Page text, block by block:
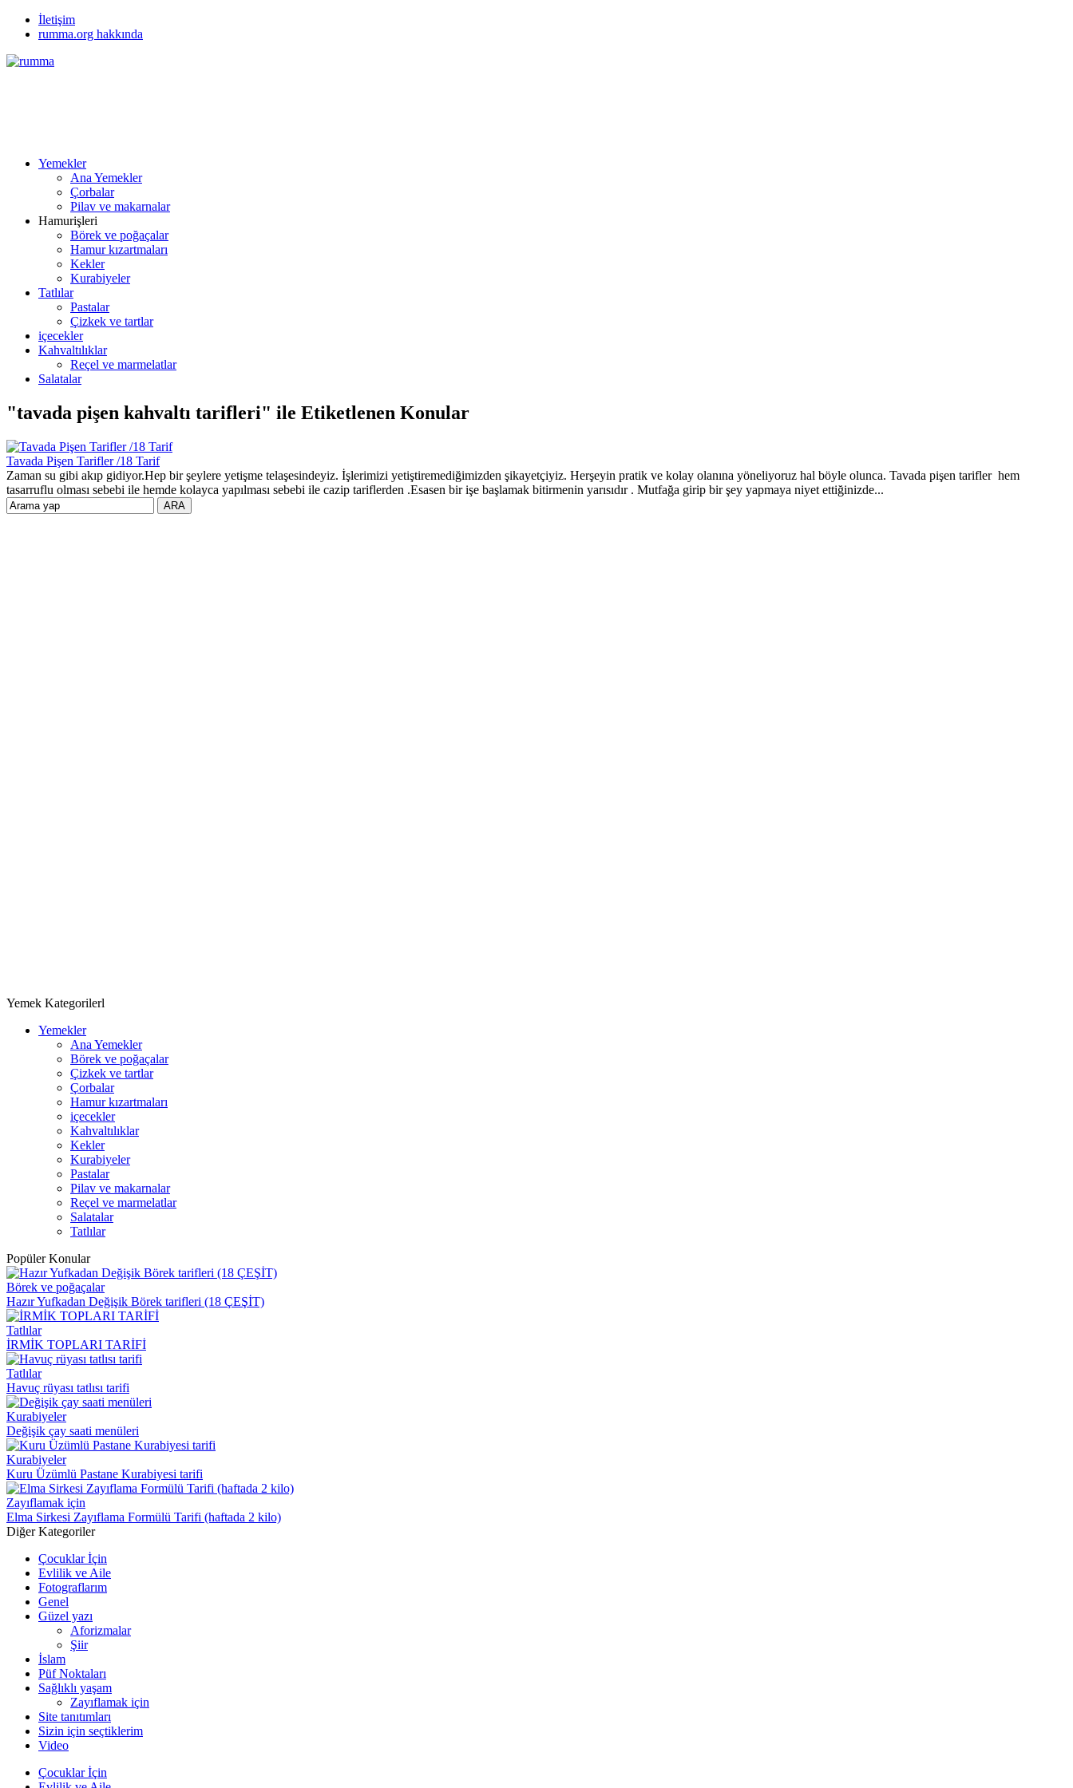
İletişim
rumma.org hakkında
Yemekler
Ana Yemekler
Çorbalar
Pilav ve makarnalar
Hamurişleri
Börek ve poğaçalar
Hamur kızartmaları
Kekler
Kurabiyeler
Tatlılar
Pastalar
Çizkek ve tartlar
içecekler
Kahvaltılıklar
Reçel ve marmelatlar
Salatalar
"tavada pişen kahvaltı tarifleri" ile Etiketlenen Konular
Tavada Pişen Tarifler /18 Tarif
Zaman su gibi akıp gidiyor.Hep bir şeylere yetişme telaşesindeyiz. İşlerimizi yetiştiremediğimizden şikayetçiyiz. Herşeyin pratik ve kolay olanına yöneliyoruz hal böyle olunca. Tavada pişen tarifler hem
tasarruflu olması sebebi ile hemde kolayca yapılması sebebi ile cazip tariflerden .Esasen bir işe başlamak bitirmenin yarısıdır . Mutfağa girip bir şey yapmaya niyet ettiğinizde...
Yemek Kategorilerl
Yemekler
Ana Yemekler
Börek ve poğaçalar
Çizkek ve tartlar
Çorbalar
Hamur kızartmaları
içecekler
Kahvaltılıklar
Kekler
Kurabiyeler
Pastalar
Pilav ve makarnalar
Reçel ve marmelatlar
Salatalar
Tatlılar
Popüler Konular
Börek ve poğaçalar
Hazır Yufkadan Değişik Börek tarifleri (18 ÇEŞİT)
Tatlılar
İRMİK TOPLARI TARİFİ
Tatlılar
Havuç rüyası tatlısı tarifi
Kurabiyeler
Değişik çay saati menüleri
Kurabiyeler
Kuru Üzümlü Pastane Kurabiyesi tarifi
Zayıflamak için
Elma Sirkesi Zayıflama Formülü Tarifi (haftada 2 kilo)
Diğer Kategoriler
Çocuklar İçin
Evlilik ve Aile
Fotograflarım
Genel
Güzel yazı
Aforizmalar
Şiir
İslam
Püf Noktaları
Sağlıklı yaşam
Zayıflamak için
Site tanıtımları
Sizin için seçtiklerim
Video
Çocuklar İçin